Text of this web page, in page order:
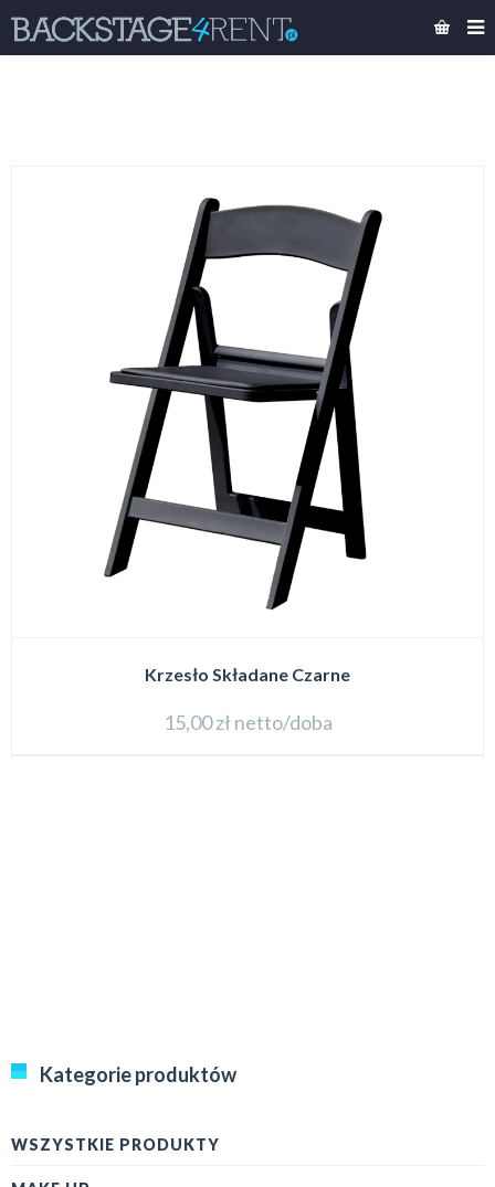
Krzesło Składane Czarne
15,00zł netto/doba
Kategorie produktów
WSZYSTKIE PRODUKTY